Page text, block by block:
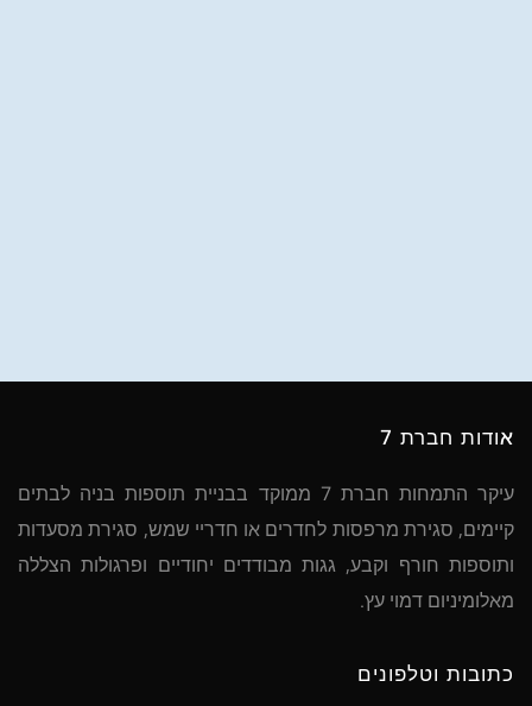
אודות חברת 7
עיקר התמחות חברת 7 ממוקד בבניית תוספות בניה לבתים
קיימים, סגירת מרפסות לחדרים או חדריי שמש, סגירת מסעדות
ותוספות חורף וקבע, גגות מבודדים יחודיים ופרגולות הצללה
מאלומיניום דמוי עץ.
כתובות וטלפונים